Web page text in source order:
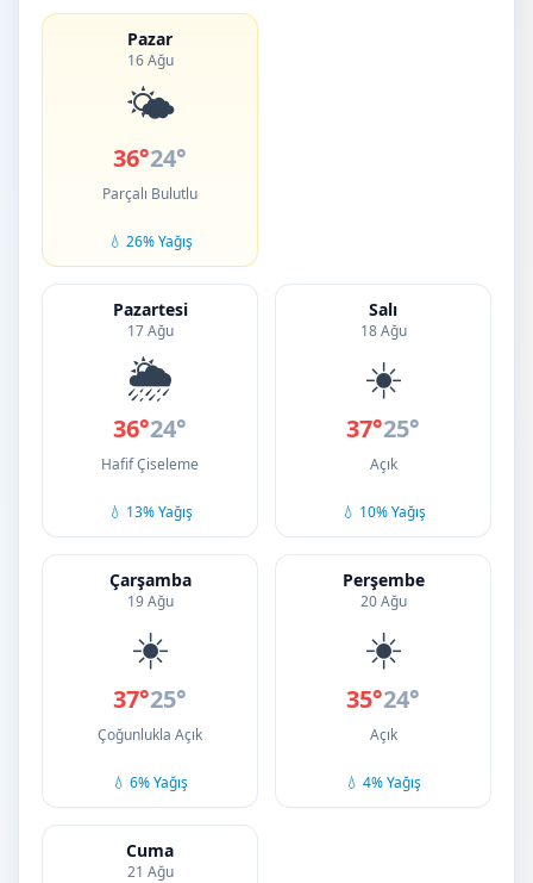
Pazar
16 Ağu
🌤️
36°24°
Parçalı Bulutlu
💧 26% Yağış
Pazartesi
17 Ağu
🌦️
36°24°
Hafif Çiseleme
💧 13% Yağış
Salı
18 Ağu
☀️
37°25°
Açık
💧 10% Yağış
Çarşamba
19 Ağu
☀️
37°25°
Çoğunlukla Açık
💧 6% Yağış
Perşembe
20 Ağu
☀️
35°24°
Açık
💧 4% Yağış
Cuma
21 Ağu